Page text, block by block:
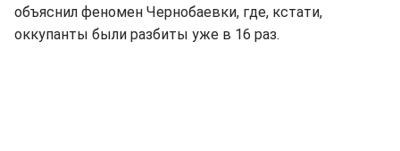
объяснил феномен Чернобаевки, где, кстати,
оккупанты были разбиты уже в 16 раз.